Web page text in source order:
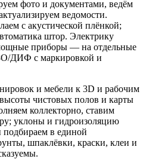
фото и документами, ведём
ведомости.
с акустической плёнкой;
штор. Электрику
приборы — на отдельные
ДИФ с маркировкой и
и мебели к 3D и рабочим
чистовых полов и карты
коллекторно, ставим
уклоны и гидроизоляцию
в единой
шпаклёвки, краски, клеи и